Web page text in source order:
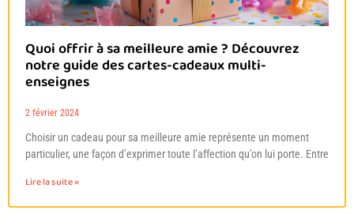
Quoi offrir à sa meilleure amie ? Découvrez
notre guide des cartes-cadeaux multi-
enseignes
2 février 2024
Choisir un cadeau pour sa meilleure amie représente un moment
particulier, une façon d’exprimer toute l’affection qu’on lui porte. Entre
Lire la suite »